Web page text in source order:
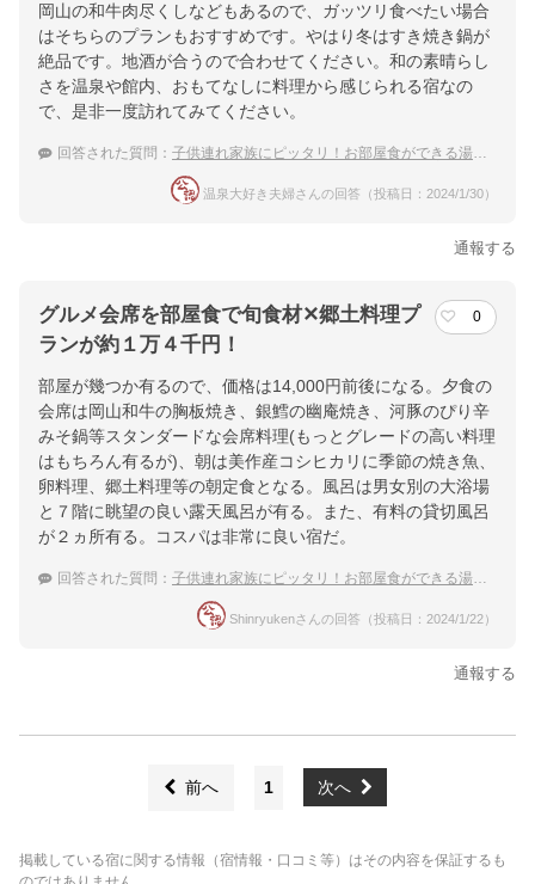
岡山の和牛肉尽くしなどもあるので、ガッツリ食べたい場合
はそちらのプランもおすすめです。やはり冬はすき焼き鍋が
絶品です。地酒が合うので合わせてください。和の素晴らし
さを温泉や館内、おもてなしに料理から感じられる宿なの
で、是非一度訪れてみてください。
回答された質問： 子供連れ家族にピッタリ！お部屋食ができる湯郷温泉のお宿は？
温泉大好き夫婦さんの回答（投稿日：2024/1/30）
通報する
グルメ会席を部屋食で旬食材✕郷土料理プ
ランが約１万４千円！
0
部屋が幾つか有るので、価格は14,000円前後になる。夕食の
会席は岡山和牛の胸板焼き、銀鱈の幽庵焼き、河豚のぴり辛
みそ鍋等スタンダードな会席料理(もっとグレードの高い料理
はもちろん有るが)、朝は美作産コシヒカリに季節の焼き魚、
卵料理、郷土料理等の朝定食となる。風呂は男女別の大浴場
と７階に眺望の良い露天風呂が有る。また、有料の貸切風呂
が２ヵ所有る。コスパは非常に良い宿だ。
回答された質問： 子供連れ家族にピッタリ！お部屋食ができる湯郷温泉のお宿は？
Shinryukenさんの回答（投稿日：2024/1/22）
通報する
前へ 1 次へ
掲載している宿に関する情報（宿情報・口コミ等）はその内容を保証するも